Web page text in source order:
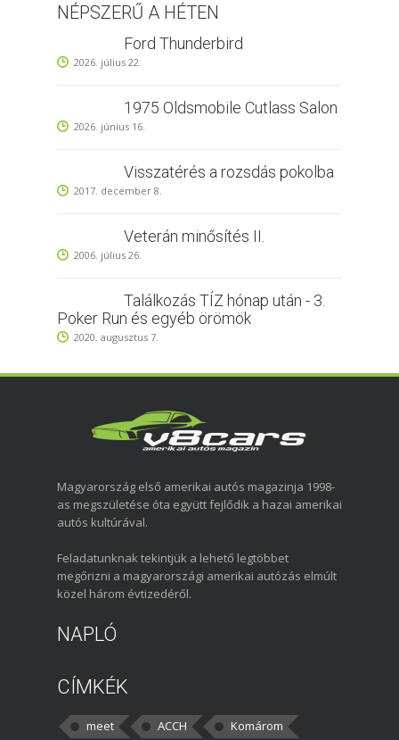
NÉPSZERŰ A HÉTEN
Ford Thunderbird
2026. július 22.
1975 Oldsmobile Cutlass Salon
2026. június 16.
Visszatérés a rozsdás pokolba
2017. december 8.
Veterán minősítés II.
2006. július 26.
Találkozás TÍZ hónap után - 3.
Poker Run és egyéb örömök
2020. augusztus 7.
Magyarország első amerikai autós magazinja 1998-
as megszületése óta együtt fejlődik a hazai amerikai
autós kultúrával.
Feladatunknak tekintjük a lehető legtöbbet
megőrizni a magyarországi amerikai autózás elmúlt
közel három évtizedéről.
NAPLÓ
CÍMKÉK
meet ACCH Komárom